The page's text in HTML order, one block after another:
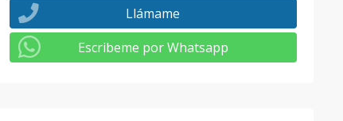
Llámame
Escribeme por Whatsapp